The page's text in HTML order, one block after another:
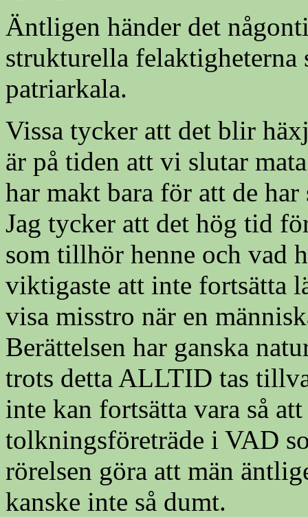
Äntligen händer det
strukturella
patriarkala.
Vissa tycker att det blir
är på tiden att vi slutar
har makt bara för att de har
Jag tycker att det hög tid
som tillhör henne och vad
viktigaste att inte fortsätta
visa misstro när en
Berättelsen har ganska
trots detta ALLTID tas
inte kan fortsätta vara så
tolkningsföreträde i VAD
rörelsen göra att män
kanske inte så dumt.